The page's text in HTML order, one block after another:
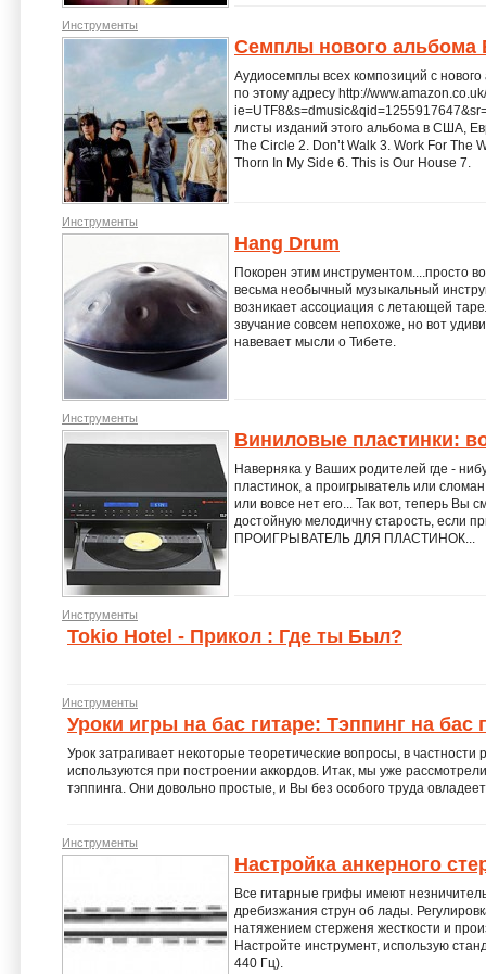
Инструменты
Семплы нового альбома
Аудиосемплы всех композиций с
по этому адресу http://
листы изданий этого альбома в США,
The Circle 2. Don’t Walk 3. Work For The
Thorn In My Side 6. This is Our House 7.
Инструменты
Hang Drum
Покорен этим инструментом....просто
весьма необычный музыкальный
возникает ассоциация с летающей
звучание совсем непохоже, но вот
навевает мысли о Тибете.
Инструменты
Виниловые пластинки:
Наверняка у Ваших родителей где -
пластинок, а проигрыватель или
или вовсе нет его... Так вот, теперь Вы
достойную мелодичну старость, если
ПРОИГРЫВАТЕЛЬ ДЛЯ ПЛАСТИНОК...
Инструменты
Tokio Hotel - Прикол : Где ты Был?
Инструменты
Уроки игры на бас гитаре: Тэппинг на бас
Урок затрагивает некоторые теоретические вопросы, в частности
используются при построении аккордов. Итак, мы уже
тэппинга. Они довольно простые, и Вы без особого труда
Инструменты
Настройка анкерного
Все гитарные грифы имеют
дребизжания струн об лады.
натяжением стерженя жесткости и
Настройте инструмент, использую
440 Гц).